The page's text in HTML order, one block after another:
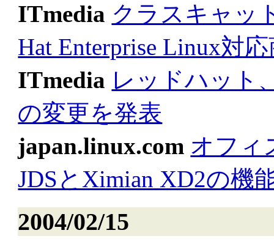
ITmedia クラスキャッ
Hat Enterprise Linux対
ITmedia レッドハット
の変更を発表
japan.linux.com オフィ
JDSとXimian XD2の機
2004/02/15